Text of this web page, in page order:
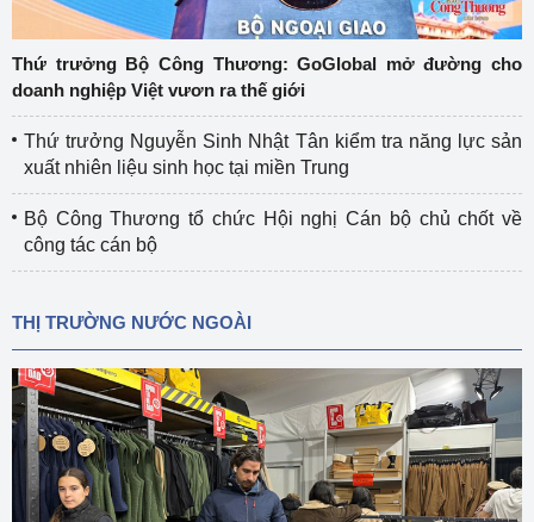
Thứ trưởng Bộ Công Thương: GoGlobal mở đường cho
doanh nghiệp Việt vươn ra thế giới
Thứ trưởng Nguyễn Sinh Nhật Tân kiểm tra năng lực sản
xuất nhiên liệu sinh học tại miền Trung
Bộ Công Thương tổ chức Hội nghị Cán bộ chủ chốt về
công tác cán bộ
THỊ TRƯỜNG NƯỚC NGOÀI